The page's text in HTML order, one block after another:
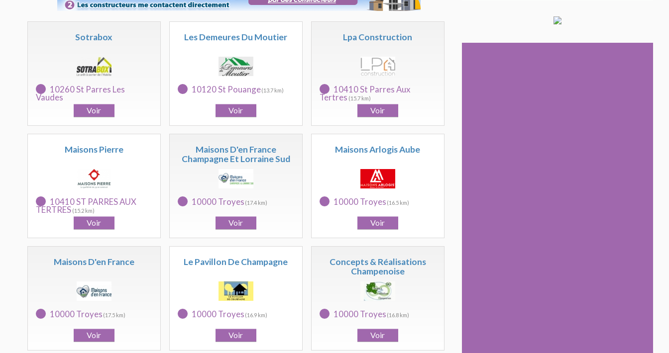
Sotrabox
10260 St Parres Les
Vaudes
Les Demeures Du Moutier
10120 St Pouange(13.7 km)
Lpa Construction
10410 St Parres Aux
Tertres (15.7 km)
Maisons Pierre
10410 ST PARRES AUX
TERTRES (15.2 km)
Maisons D'en France
Champagne Et Lorraine Sud
10000 Troyes (17.4 km)
Maisons Arlogis Aube
10000 Troyes (16.5 km)
Maisons D'en France
10000 Troyes (17.5 km)
Le Pavillon De Champagne
10000 Troyes (16.9 km)
Concepts & Réalisations
Champenoise
10000 Troyes (16.8 km)